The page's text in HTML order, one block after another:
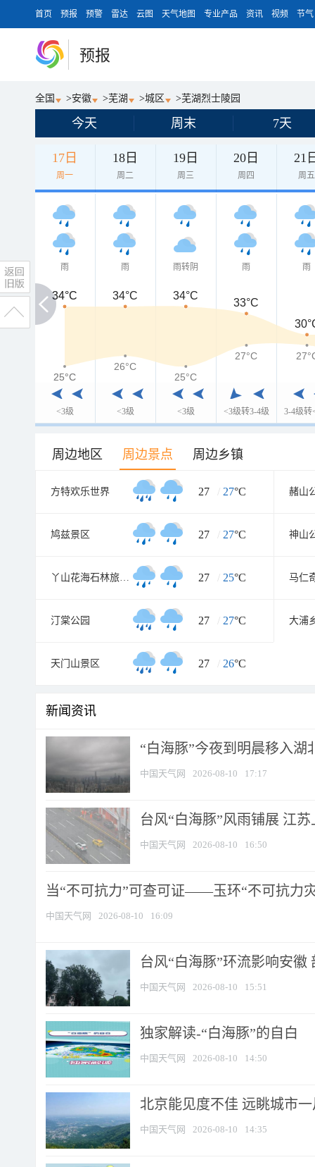
首页 预报 预警 雷达 云图 天气地图 专业产品 资讯 视频 节气
预报
全国 >安徽 >芜湖 >城区 >芜湖烈士陵园
今天 周末 7天
17日
周一
18日
周二
19日
周三
20日
周四
21
周五
雨
<3级
雨
<3级
雨转阴
<3级
雨
<3级转3-4级
雨
3-4级转
34°C
34°C 34°C 34°C
33°C
25°C
25°C
26°C
25°C
27°C
周边地区 周边景点 周边乡镇
方特欢乐世界 27 / 27°C 赭山
鸠兹景区 27 / 27°C 神山
丫山花海石林旅游风景区 27 / 25°C 马仁
汀棠公园 27 / 27°C 大浦
天门山景区 27 / 26°C
新闻资讯
“白海豚”今夜到明晨移入湖
中国天气网 2026-08-10 17:17
台风“白海豚”风雨铺展 江
中国天气网 2026-08-10 16:50
当“不可抗力”可查可证——玉环“不可抗力
中国天气网 2026-08-10 16:09
台风“白海豚”环流影响安
中国天气网 2026-08-10 15:51
​独家解读-“白海豚”的自白
中国天气网 2026-08-10 14:50
北京能见度不佳 远眺城市
中国天气网 2026-08-10 14:35